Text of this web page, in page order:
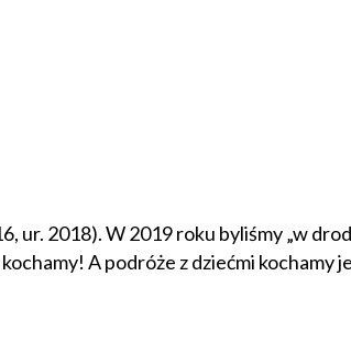
2018). W 2019 roku byliśmy „w
A podróże z dziećmi kochamy